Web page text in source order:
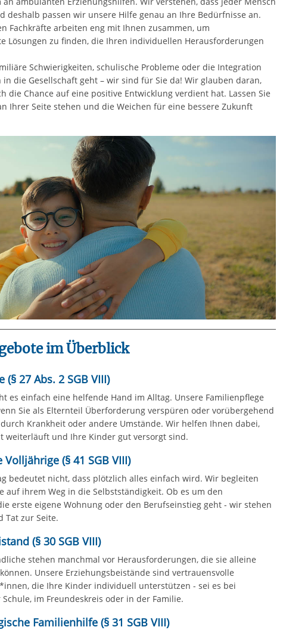
deshalb passen wir unsere Hilfe genau an Ihre Bedürfnisse an.
Fachkräfte arbeiten eng mit Ihnen zusammen, um
Lösungen zu finden, die Ihren individuellen Herausforderungen
Schwierigkeiten, schulische Probleme oder die Integration
in die Gesellschaft geht – wir sind für Sie da! Wir glauben daran,
die Chance auf eine positive Entwicklung verdient hat. Lassen Sie
Ihrer Seite stehen und die Weichen für eine bessere Zukunft
im Überblick
27 Abs. 2 SGB VIII)
es einfach eine helfende Hand im Alltag. Unsere Familienpflege
Sie als Elternteil Überforderung verspüren oder vorübergehend
Krankheit oder andere Umstände. Wir helfen Ihnen dabei,
weiterläuft und Ihre Kinder gut versorgt sind.
(§ 41 SGB VIII)
bedeutet nicht, dass plötzlich alles einfach wird. Wir begleiten
auf ihrem Weg in die Selbstständigkeit. Ob es um den
erste eigene Wohnung oder den Berufseinstieg geht - wir stehen
Tat zur Seite.
(§ 30 SGB VIII)
stehen manchmal vor Herausforderungen, die sie alleine
Unsere Erziehungsbeistände sind vertrauensvolle
die Ihre Kinder individuell unterstützen - sei es bei
im Freundeskreis oder in der Familie.
Familienhilfe (§ 31 SGB VIII)